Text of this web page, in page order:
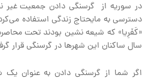
در سوریه از گرسنگی دادن جمعیت غیر
دسترسی به مایحتاج زندگی استفاده
«کَفَرِیا» که شیعه نشین بودند تحت
سال ساکنان این شهرها در گرسنگی قرار
اگر شما از گرسنگی دادن به عنوان یک